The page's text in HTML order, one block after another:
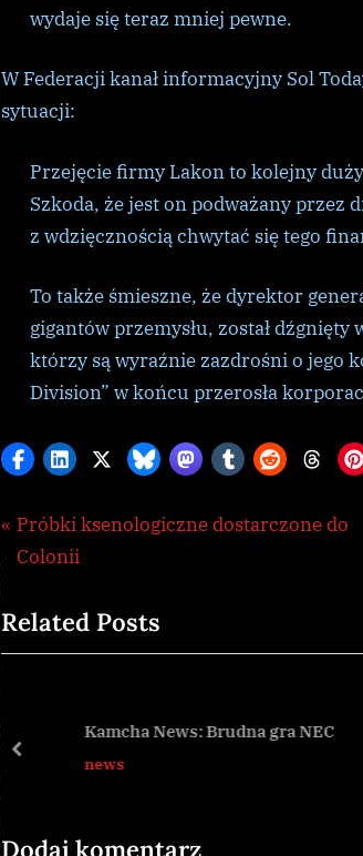
wydaje się teraz mniej pewne.
W Federacji kanał informacyjny Sol
sytuacji:
Przejęcie firmy Lakon to kolejny
Szkoda, że ​​jest on podważany
z wdzięcznością chwytać się tego
To także śmieszne, że dyrektor
gigantów przemysłu, został
którzy są wyraźnie zazdrośni o jego
Division” w końcu przerosła
Galnet
Nawigacja
P
r
v
i
s
s
Próbki ksenologiczne dostarczone do
Colonii
Related Posts
Kamcha News: Brudna gra NEC
prev
Dodaj komentarz